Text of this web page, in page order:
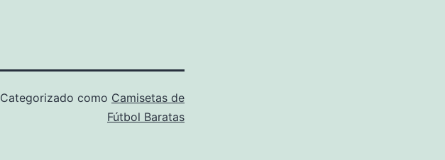
Categorizado como Camisetas de
Fútbol Baratas